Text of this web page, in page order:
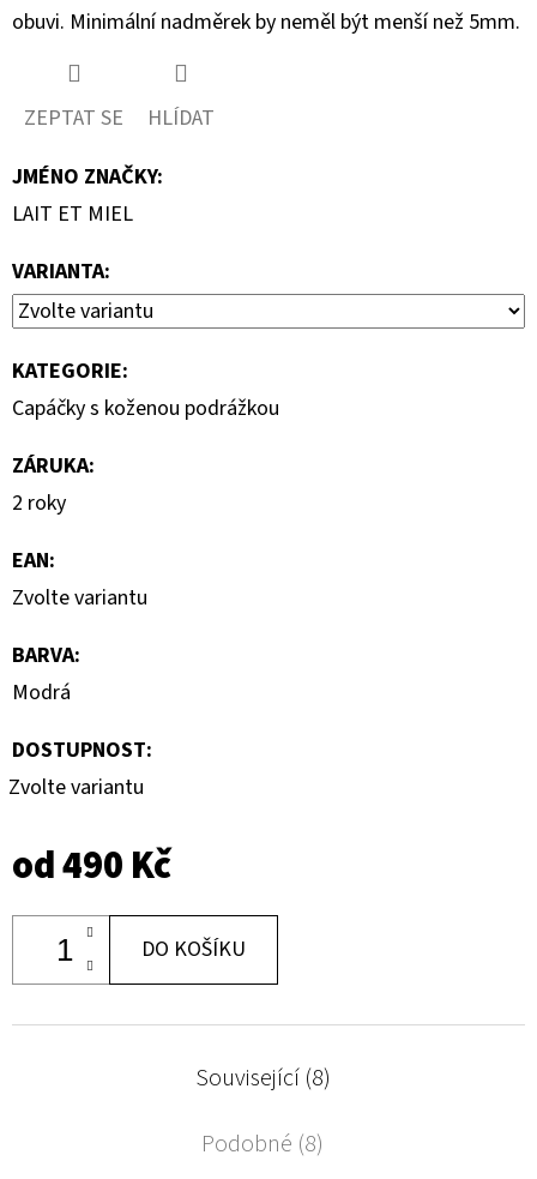
obuvi. Minimální nadměrek by neměl být menší než 5mm.
ZEPTAT SE
HLÍDAT
JMÉNO ZNAČKY:
LAIT ET MIEL
VARIANTA:
KATEGORIE:
Capáčky s koženou podrážkou
ZÁRUKA:
2 roky
EAN:
Zvolte variantu
BARVA:
Modrá
DOSTUPNOST:
Zvolte variantu
od490 Kč
DO KOŠÍKU
Související (8)
Podobné (8)